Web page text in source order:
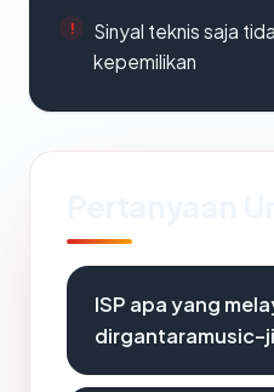
Sinyal teknis saja
kepemilikan
ISP apa yang
dirgantaramusic-